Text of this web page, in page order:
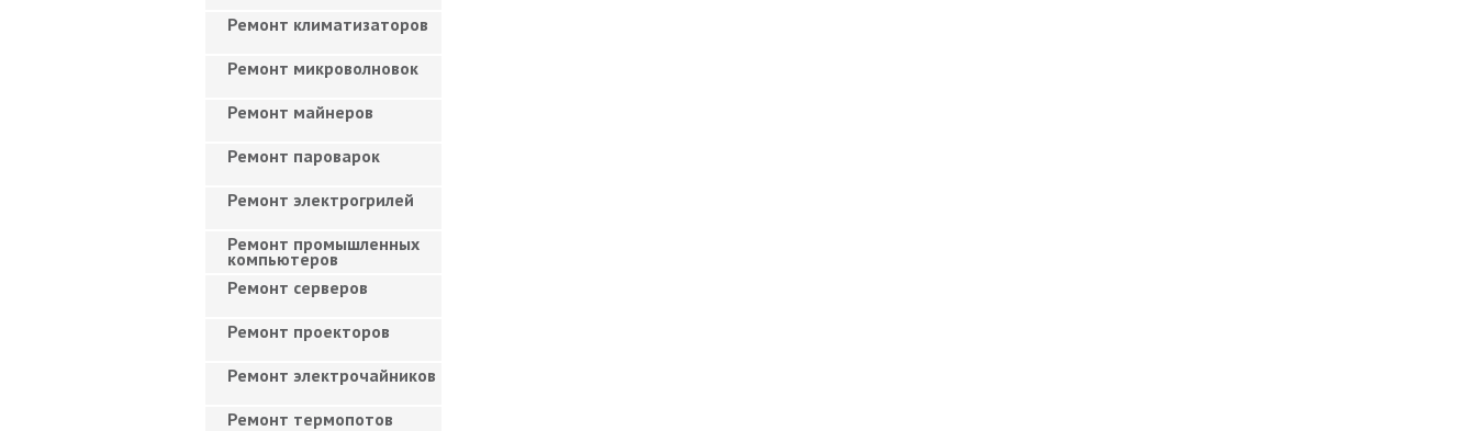
Ремонт климатизаторов
Ремонт микроволновок
Ремонт майнеров
Ремонт пароварок
Ремонт электрогрилей
Ремонт промышленных
компьютеров
Ремонт серверов
Ремонт проекторов
Ремонт электрочайников
Ремонт термопотов